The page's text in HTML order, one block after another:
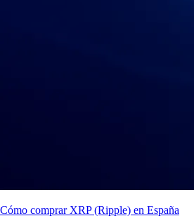
Cómo comprar XRP (Ripple) en España